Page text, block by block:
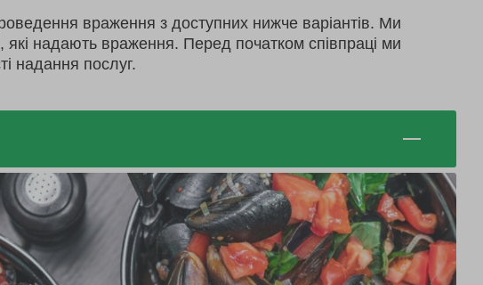
враження з доступних нижче варіантів. Ми
надають враження. Перед початком співпраці ми
надання послуг.